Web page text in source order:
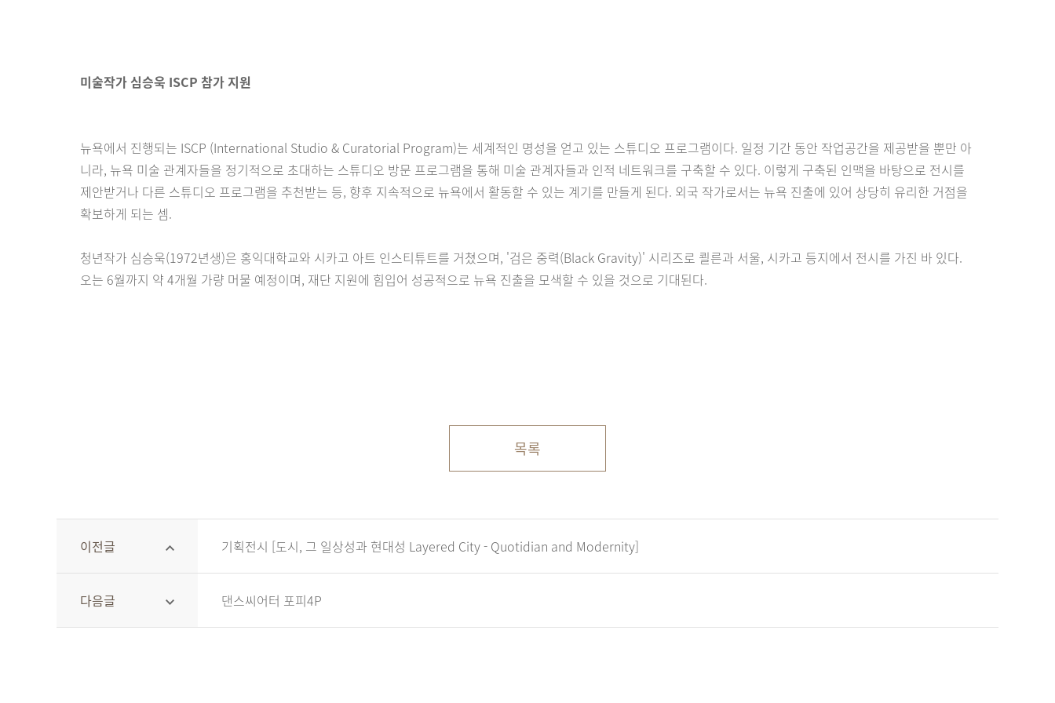
미술작가 심승욱 ISCP 참가 지원
뉴욕에서 진행되는 ISCP (International Studio & Curatorial Program)는 세계적인 명성을 얻고 있는 스튜디오 프로그램이다. 일정 기간 동안 작업공간을 제공받을 뿐만 아
니라, 뉴욕 미술 관계자들을 정기적으로 초대하는 스튜디오 방문 프로그램을 통해 미술 관계자들과 인적 네트워크를 구축할 수 있다. 이렇게 구축된 인맥을 바탕으로 전시를
제안받거나 다른 스튜디오 프로그램을 추천받는 등, 향후 지속적으로 뉴욕에서 활동할 수 있는 계기를 만들게 된다. 외국 작가로서는 뉴욕 진출에 있어 상당히 유리한 거점을
확보하게 되는 셈.
청년작가 심승욱(1972년생)은 홍익대학교와 시카고 아트 인스티튜트를 거쳤으며, '검은 중력(Black Gravity)' 시리즈로 쾰른과 서울, 시카고 등지에서 전시를 가진 바 있다.
오는 6월까지 약 4개월 가량 머물 예정이며, 재단 지원에 힘입어 성공적으로 뉴욕 진출을 모색할 수 있을 것으로 기대된다.
목록
이전글 기획전시 [도시, 그 일상성과 현대성 Layered City - Quotidian and Modernity]
다음글 댄스씨어터 포피4P